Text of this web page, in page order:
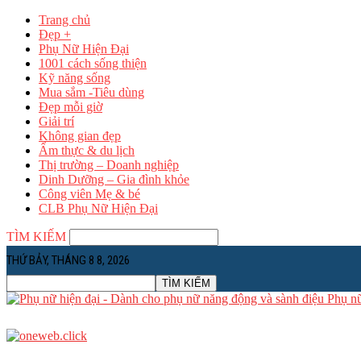
Trang chủ
Đẹp +
Phụ Nữ Hiện Đại
1001 cách sống thiện
Kỹ năng sống
Mua sắm -Tiêu dùng
Đẹp mỗi giờ
Giải trí
Không gian đẹp
Ẩm thực & du lịch
Thị trường – Doanh nghiệp
Dinh Dưỡng – Gia đình khỏe
Công viên Mẹ & bé
CLB Phụ Nữ Hiện Đại
TÌM KIẾM
THỨ BẢY, THÁNG 8 8, 2026
Phụ